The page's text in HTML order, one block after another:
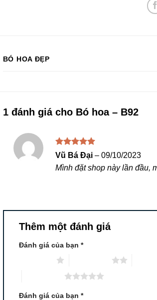
BÓ HOA ĐẸP
1 đánh giá cho Bó hoa – B92
Được xếp
sao
Vũ Bá Đại – 09/10/2023
Mình đặt shop này lần đầu,
Thêm một đánh giá
Đánh giá của bạn *
Đánh giá của bạn *